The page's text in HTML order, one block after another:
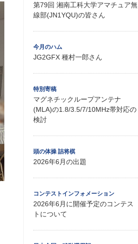
第79回 湘南工科大学アマチュア無
線部(JN1YQU)の皆さん
今月のハム
JG2GFX 種村一郎さん
特別寄稿
マグネチックループアンテナ
(MLA)の1.8/3.5/7/10MHz帯対応の
検討
頭の体操 詰将棋
2026年6月の出題
コンテストインフォメーション
2026年6月に開催予定のコンテス
トについて